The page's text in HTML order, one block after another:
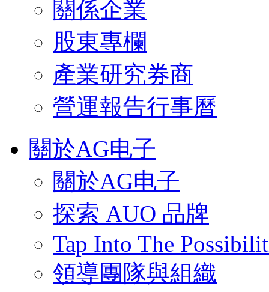
關係企業
股東專欄
產業研究券商
營運報告行事曆
關於AG电子
關於AG电子
探索 AUO 品牌
Tap Into The
領導團隊與組織